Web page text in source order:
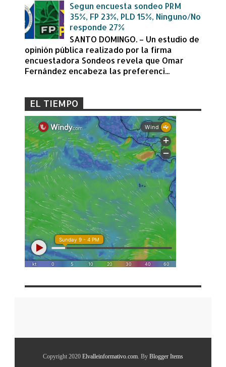
Segun encuesta sondeo PRM
35%, FP 23%, PLD 15%, Ninguno/No
responde 27%
SANTO DOMINGO. – Un estudio de
opinión pública realizado por la firma
encuestadora Sondeos revela que Omar
Fernández encabeza las preferenci...
EL TIEMPO
Copyright 2020 Elvalleinformativo.com . By Blogger Items